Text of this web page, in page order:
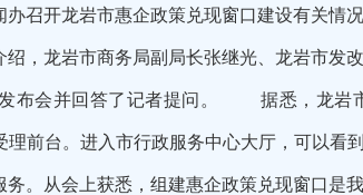
开龙岩市惠企政策兑现窗口建设有关情
，龙岩市商务局副局长张继光、龙岩市发
布会并回答了记者提问。 据悉，龙岩
理前台。进入市行政服务中心大厅，可以看
。从会上获悉，组建惠企政策兑现窗口是我